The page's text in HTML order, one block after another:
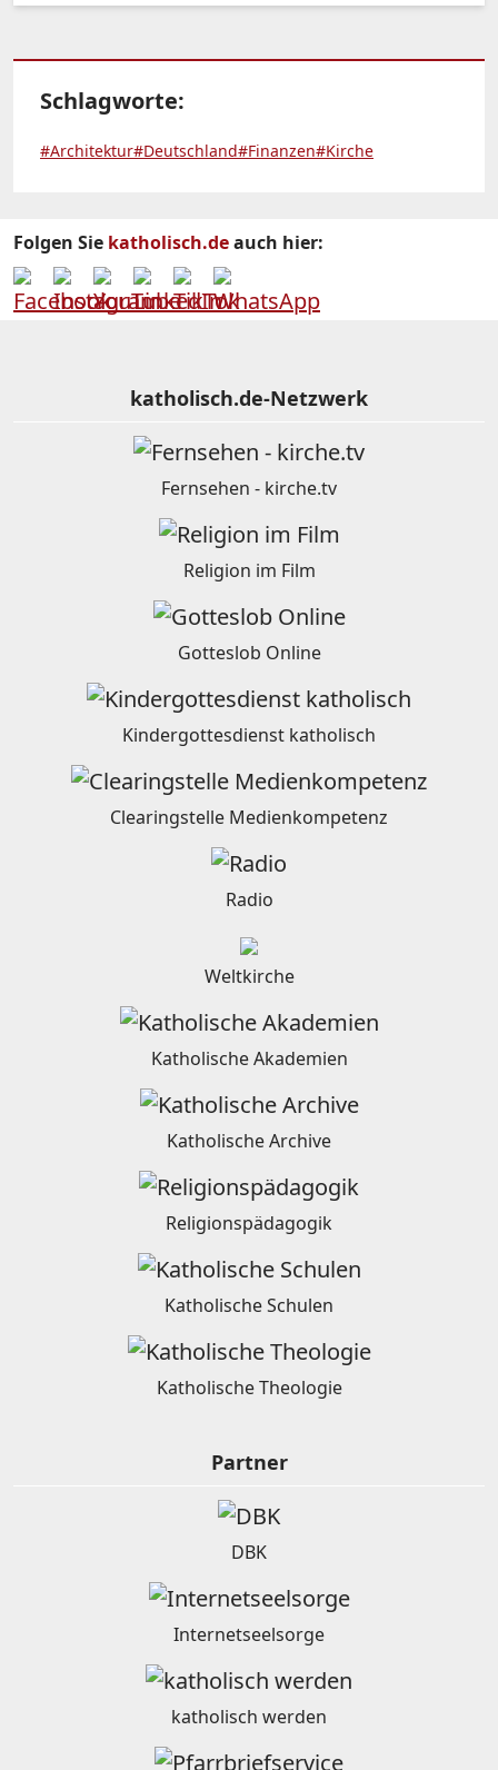
Schlagworte:
#Architektur#Deutschland#Finanzen#Kirche
Folgen Sie katholisch.deauch hier:
katholisch.de-Netzwerk
Fernsehen - kirche.tv
Religion im Film
Gotteslob Online
Kindergottesdienst katholisch
Clearingstelle Medienkompetenz
Radio
Weltkirche
Katholische Akademien
Katholische Archive
Religionspädagogik
Katholische Schulen
Katholische Theologie
Partner
DBK
Internetseelsorge
katholisch werden